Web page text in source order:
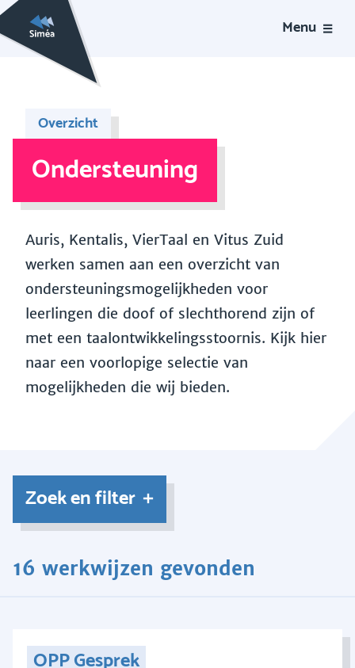
Menu
Overzicht
Ondersteuning
Auris, Kentalis, VierTaal en Vitus Zuid
werken samen aan een overzicht van
ondersteuningsmogelijkheden voor
leerlingen die doof of slechthorend zijn of
met een taalontwikkelingsstoornis. Kijk hier
naar een voorlopige selectie van
mogelijkheden die wij bieden.
Zoek en filter
16 werkwijzen gevonden
OPP Gesprek